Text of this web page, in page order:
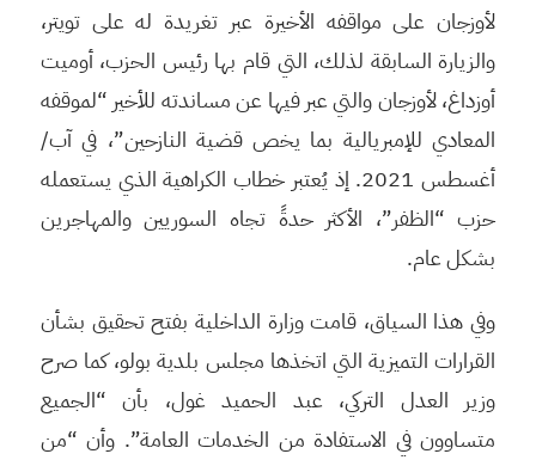
لأوزجان على مواقفه الأخيرة عبر تغريدة له على تويتر،
والزيارة السابقة لذلك، التي قام بها رئيس الحزب، أوميت
أوزداغ، لأوزجان والتي عبر فيها عن مساندته للأخير “لموقفه
المعادي للإمبريالية بما يخص قضية النازحين”، في آب/
أغسطس 2021. إذ يُعتبر خطاب الكراهية الذي يستعمله
حزب “الظفر”، الأكثر حدةً تجاه السوريين والمهاجرين
بشكل عام.
وفي هذا السياق، قامت وزارة الداخلية بفتح تحقيق بشأن
القرارات التميزية التي اتخذها مجلس بلدية بولو، كما صرح
وزير العدل التركي، عبد الحميد غول، بأن “الجميع
متساوون في الاستفادة من الخدمات العامة”. وأن “من